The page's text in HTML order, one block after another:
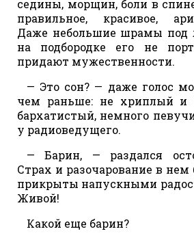
седины, морщин, боли в
правильное, красивое,
Даже небольшие шрамы под
на подбородке его не
придают мужественности.
— Это сон? — даже голос
чем раньше: не хриплый и
бархатистый, немного
у радиоведущего.
— Барин, — раздался
Страх и разочарование в
прикрыты напускными
Живой!
Какой еще барин?